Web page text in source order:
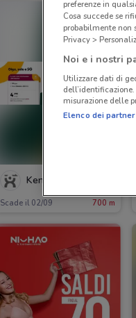
Kena Mobile
Scade il 02/09 700 m
preferenze in
Cosa succede se
probabilmente non
Privacy >
Noi e i nostri
Utilizzare dati di
misurazione delle
Elenco dei partner